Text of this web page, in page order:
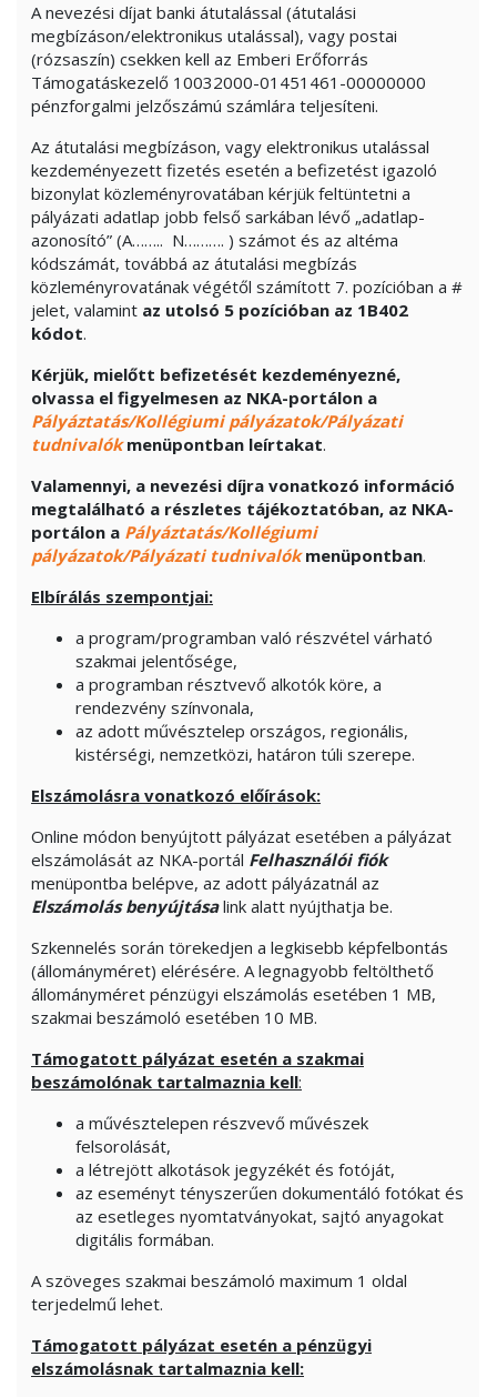
A nevezési díjat banki átutalással (átutalási
megbízáson/elektronikus utalással), vagy postai
(rózsaszín) csekken kell az Emberi Erőforrás
Támogatáskezelő 10032000-01451461-00000000
pénzforgalmi jelzőszámú számlára teljesíteni.
Az átutalási megbízáson, vagy elektronikus utalással
kezdeményezett fizetés esetén a befizetést igazoló
bizonylat közleményrovatában kérjük feltüntetni a
pályázati adatlap jobb felső sarkában lévő „adatlap-
azonosító” (A…….. N………. ) számot és az altéma
kódszámát, továbbá az átutalási megbízás
közleményrovatának végétől számított 7. pozícióban a #
jelet, valamint az utolsó 5 pozícióban az 1B402
kódot.
Kérjük, mielőtt befizetését kezdeményezné,
olvassa el figyelmesen az NKA-portálon a
Pályáztatás/Kollégiumi pályázatok/Pályázati
tudnivalók menüpontban leírtakat.
Valamennyi, a nevezési díjra vonatkozó információ
megtalálható a részletes tájékoztatóban, az NKA-
portálon a Pályáztatás/Kollégiumi
pályázatok/Pályázati tudnivalók menüpontban.
Elbírálás szempontjai:
a program/programban való részvétel várható
szakmai jelentősége,
a programban résztvevő alkotók köre, a
rendezvény színvonala,
az adott művésztelep országos, regionális,
kistérségi, nemzetközi, határon túli szerepe.
Elszámolásra vonatkozó előírások:
Online módon benyújtott pályázat esetében a pályázat
elszámolását az NKA-portál Felhasználói fiók
menüpontba belépve, az adott pályázatnál az
Elszámolás benyújtásalink alatt nyújthatja be.
Szkennelés során törekedjen a legkisebb képfelbontás
(állományméret) elérésére. A legnagyobb feltölthető
állományméret pénzügyi elszámolás esetében 1 MB,
szakmai beszámoló esetében 10 MB.
Támogatott pályázat esetén a szakmai
beszámolónak tartalmaznia kell:
a művésztelepen részvevő művészek
felsorolását,
a létrejött alkotások jegyzékét és fotóját,
az eseményt tényszerűen dokumentáló fotókat és
az esetleges nyomtatványokat, sajtó anyagokat
digitális formában.
A szöveges szakmai beszámoló maximum 1 oldal
terjedelmű lehet.
Támogatott pályázat esetén a pénzügyi
elszámolásnak tartalmaznia kell: